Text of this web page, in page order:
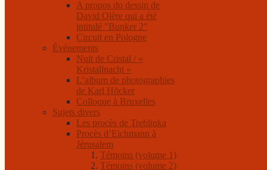
A propos du dessin de
David Olère qui a été
intitulé "Bunker 2"
Circuit en Pologne
Événements
Nuit de Cristal / «
Kristallnacht »
L’album de photographies
de Karl Höcker
Colloque à Bruxelles
Sujets divers
Les procès de Treblinka
Procès d’Eichmann à
Jérusalem
Témoins (volume 1)
Témoins (volume 2)